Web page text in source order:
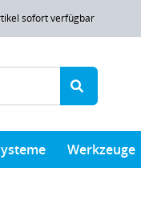
sofort verfügbar
Werkzeuge